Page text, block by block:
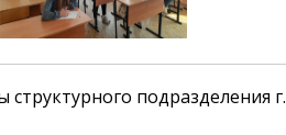
подразделения